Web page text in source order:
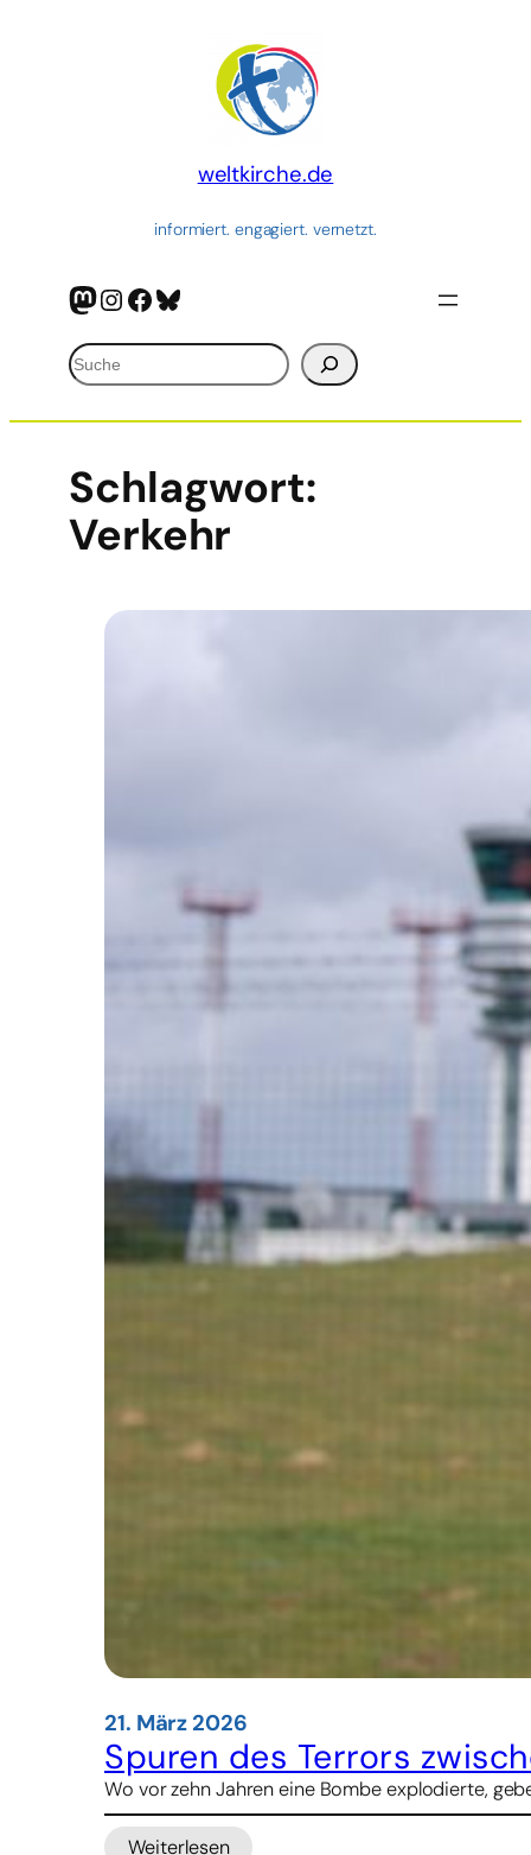
weltkirche.de
informiert. engagiert. vernetzt.
Mastodon
Instagram
Facebook
Bluesky
Suchen
Schlagwort:
Verkehr
21. März 2026
Spuren des Terrors
Wo vor zehn Jahren eine Bombe explodierte,
Weiterlesen